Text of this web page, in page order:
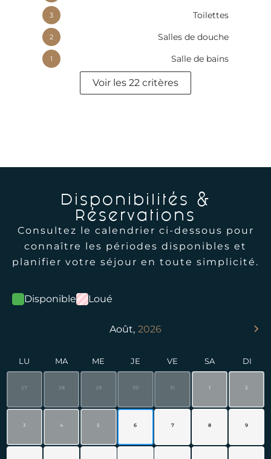
3 Toilettes
2 Salles de douche
1 Salle de bains
Voir les 22 critères
Disponibilités &
Réservations
Consultez le calendrier ci-dessous pour
connaître les périodes disponibles et
planifier votre séjour en toute simplicité.
Disponible Loué
Août, 2026
LU MA ME JE VE SA DI
27 28 29 30 31 1 2
3 4 5 6 7 8 9